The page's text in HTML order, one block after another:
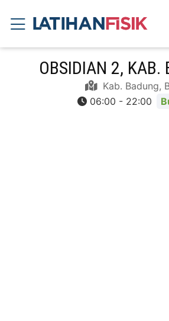
OBSIDIAN 2, KAB.
Kab. Badung,
06:00 - 22:00